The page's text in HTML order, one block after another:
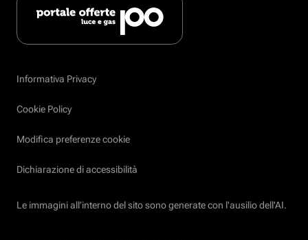
Informativa Privacy
Cookie Policy
Modifica preferenze cookie
Dichiarazione di accessibilità
Le immagini all’interno del sito sono generate con l'ausilio dell'AI.